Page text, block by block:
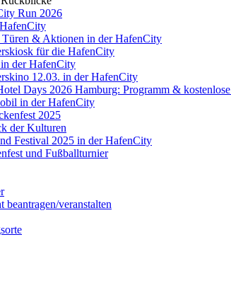
Run 2026
Türen & Aktionen in der HafenCity
für die HafenCity
der HafenCity
12.03. in der HafenCity
Days 2026 Hamburg: Programm &
in der HafenCity
2025
der Kulturen
Festival 2025 in der HafenCity
und Fußballturnier
beantragen/veranstalten